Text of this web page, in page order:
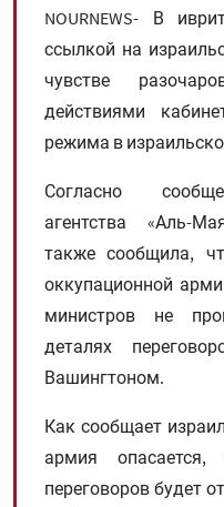
NOURNEWS- В
ссылкой на
чувстве
действиями
режима в
Согласно
агентства «Аль-
также сообщила,
оккупационной
министров не
деталях
Вашингтоном.
Как сообщает
армия
переговоров будет